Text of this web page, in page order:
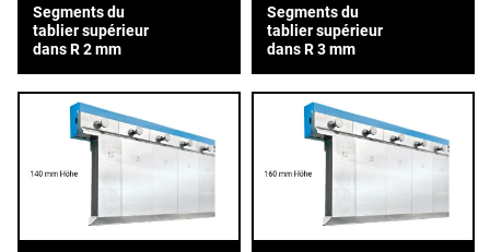
Segments du
tablier supérieur
dans R 2 mm
Segments du
tablier supérieur
dans R 3 mm